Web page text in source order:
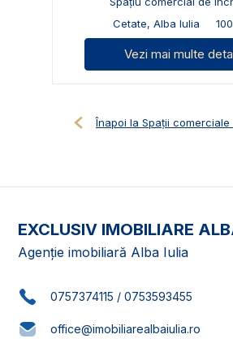
Cetate, Alba Iulia
Vezi mai multe
Înapoi la Spații
EXCLUSIV IMOBILIARE
Agenție imobiliară Alba Iulia
0757374115 / 0753593455
office@imobiliarealbaiulia.ro